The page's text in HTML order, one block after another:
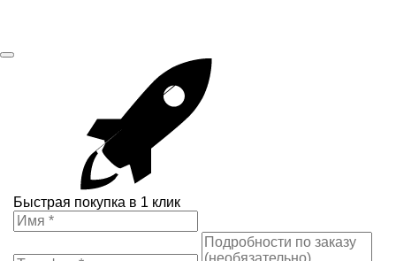
Быстрая покупка в 1 клик